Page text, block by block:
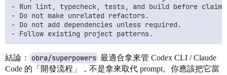
- Run lint, typecheck, tests, and build before
- Do not make unrelated refactors.
- Do not add dependencies unless required.
結論： obra/superpowers 最適合拿來管 Codex CLI / Claude
Code 的「開發流程」，不是拿來取代 prompt。你應該把它當